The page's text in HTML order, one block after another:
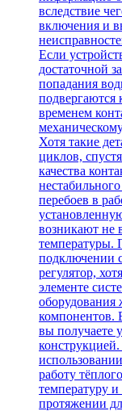
вследствие
включения и
Если
достаточной
попадания
подвергаются
временем
Хотя такие
циклов,
качества
перебоев в
возникают не
температуры.
подключении
регулятор,
элементе
оборудования
компонентов.
вы получаете
работу
температуру
протяжении